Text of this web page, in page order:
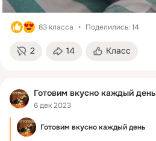
83 класса Поделились: 14
2 14 Класс
Готовим вкусно каждый день
6 дек 2023
Готовим вкусно каждый день